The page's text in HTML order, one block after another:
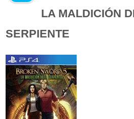
LA MALDICIÓN
SERPIENTE